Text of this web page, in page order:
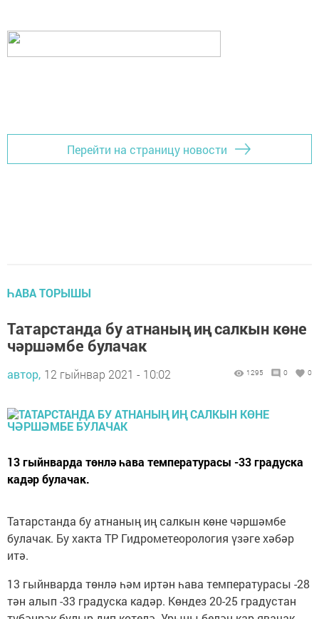
Перейти на страницу новости
ҺАВА ТОРЫШЫ
Татарстанда бу атнаның иң салкын көне
чәршәмбе булачак
автор, 12 гыйнвар 2021 - 10:02 1295 0 0
13 гыйнварда төнлә һава температурасы -33 градуска
кадәр булачак.
Татарстанда бу атнаның иң салкын көне чәршәмбе
булачак. Бу хакта ТР Гидрометеорология үзәге хәбәр
итә.
13 гыйнварда төнлә һәм иртән һава температурасы -28
тән алып -33 градуска кадәр. Көндез 20-25 градустан